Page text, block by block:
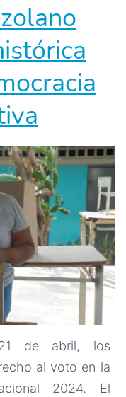
21 de abril, los
al voto en la
2024. El